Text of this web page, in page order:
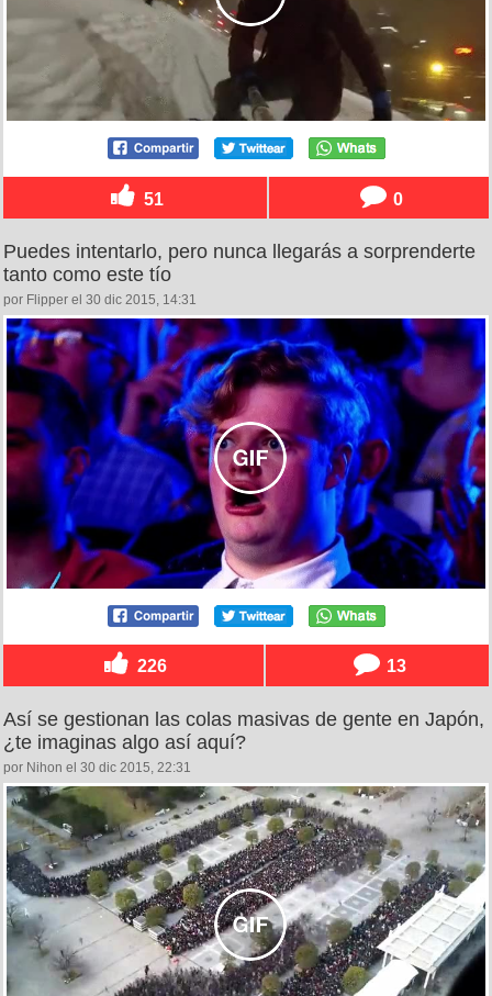
51 0
Puedes intentarlo, pero nunca llegarás a sorprenderte
tanto como este tío
por Flipper el 30 dic 2015, 14:31
226 13
Así se gestionan las colas masivas de gente en Japón,
¿te imaginas algo así aquí?
por Nihon el 30 dic 2015, 22:31